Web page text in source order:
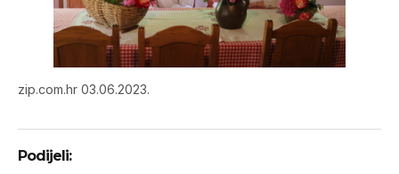
zip.com.hr 03.06.2023.
Podijeli: